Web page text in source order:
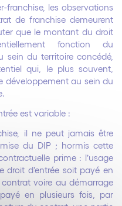
franchise, les observations
de franchise demeurent
que le montant du droit
fonction du
sein du territoire concédé,
qui, le plus souvent,
développement au sein du
est variable :
il ne peut jamais être
du DIP ; hormis cette
prime : l’usage
droit d’entrée soit payé en
voire au démarrage
en plusieurs fois, par